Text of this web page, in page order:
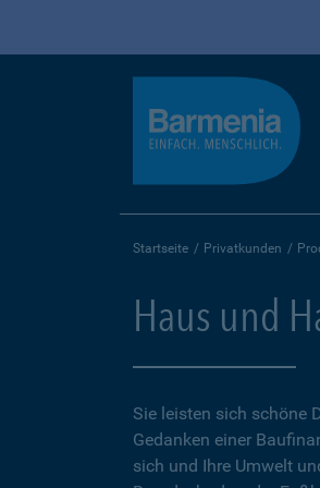
Startseite Privatkunden
Haus und
Sie leisten sich schöne
Gedanken einer
sich und Ihre Umwelt